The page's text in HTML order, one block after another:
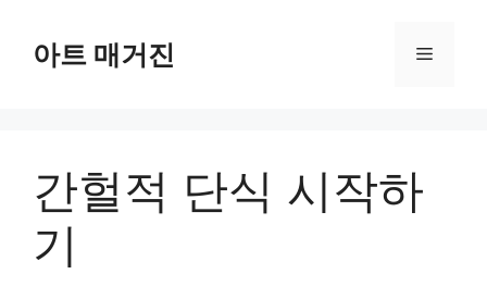
아트 매거진 메
간헐적 단식 시작하
기